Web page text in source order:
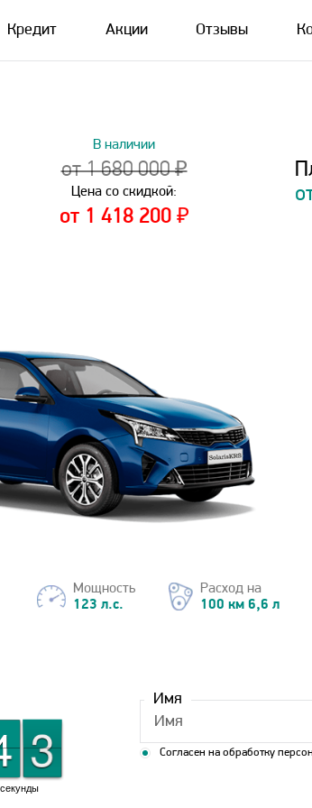
Кредит Акции Отзывы
В наличии
от 1 680 000 ₽
Цена со скидкой:
от 1 418 200 ₽
Мощность
123 л.с.
Расход на
100 км 6,6 л
секунды
2
2
1
Имя
Согласен на обработку